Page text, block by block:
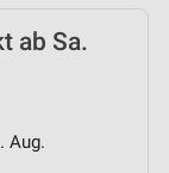
ab Sa.
Aug.